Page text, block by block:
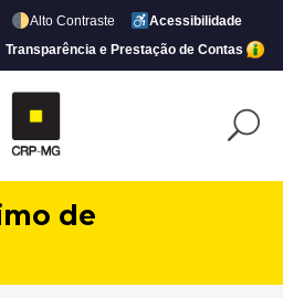
Alto Contraste
Acessibilidade
Transparência e Prestação de Contas
de